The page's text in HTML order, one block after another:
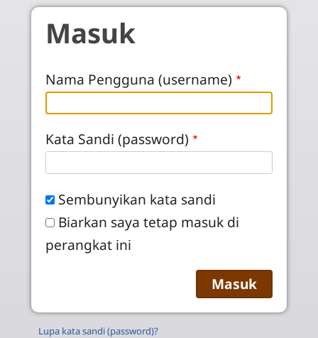
Skip to main content
Masuk
Nama Pengguna (username)
Kata Sandi (password)
Sembunyikan kata sandi
Biarkan saya tetap masuk di
perangkat ini
Lupa kata sandi (password)?